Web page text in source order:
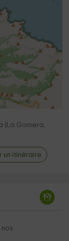
( La Gomera,
un itinéraire